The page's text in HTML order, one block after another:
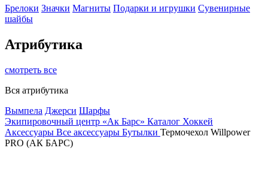
Брелоки Значки Магниты Подарки и игрушки Сувенирные
шайбы
Атрибутика
смотреть все
Вся атрибутика
Вымпела Джерси Шарфы
Экипировочный центр «Ак Барс» Каталог Хоккей
Аксессуары Все аксессуары Бутылки Термочехол Willpower
PRO (АК БАРС)